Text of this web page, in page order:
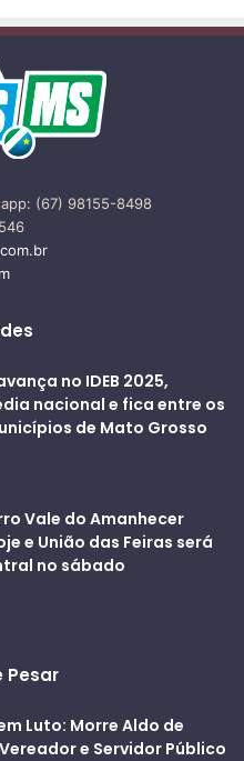
(67) 98155-8498
no IDEB 2025,
nacional e fica entre os
de Mato Grosso
Vale do Amanhecer
e União das Feiras será
no sábado
Pesar
Luto: Morre Aldo de
e Servidor Público